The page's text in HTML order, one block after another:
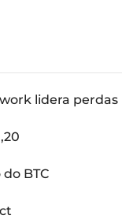
lidera perdas
BTC